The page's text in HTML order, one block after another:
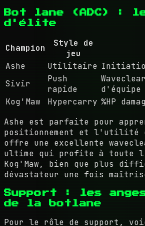
Bot lane (ADC) :
d'élite
Champion
Style de
jeu
Ashe
Utilitaire
Sivir
Push
rapide
d'équipe
Kog'Maw
Hypercarry %HP
Ashe est parfaite pour
positionnement et l'utilité
offre une excellente
ultime qui profite à toute
Kog'Maw, bien que plus
dévastateur une fois
Support : les
de la botlane
Pour le rôle de support,